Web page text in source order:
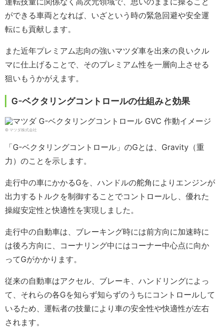
ができる車両となれば、いざという時の緊急回避や安全運
転にも貢献します。
また近年プレミアム志向の強いマツダ車を出来の良いクル
マに仕上げることで、そのプレミアム性を一層向上させる
狙いもうかがえます。
G-ベクタリングコントロールの仕組みと効果
© マツダ株式会社
「G-ベクタリングコントロール」のGとは、Gravity（重
力）のことを示します。
走行中の車にかかるGを、ハンドルの舵角によりエンジンが
出力するトルクを制御することでコントロールし、優れた
操縦安定性と快適性を実現しました。
走行中の自動車は、ブレーキング時には前方向に加速時に
は後ろ方向に、コーナリング中にはコーナー中心点に向か
ってGがかかります。
従来の自動車はアクセル、ブレーキ、ハンドリングによっ
て、それらの各Gを知らず知らずのうちにコントロールして
いるため、運転者の技量により車の安全性や快適性が左右
されます。